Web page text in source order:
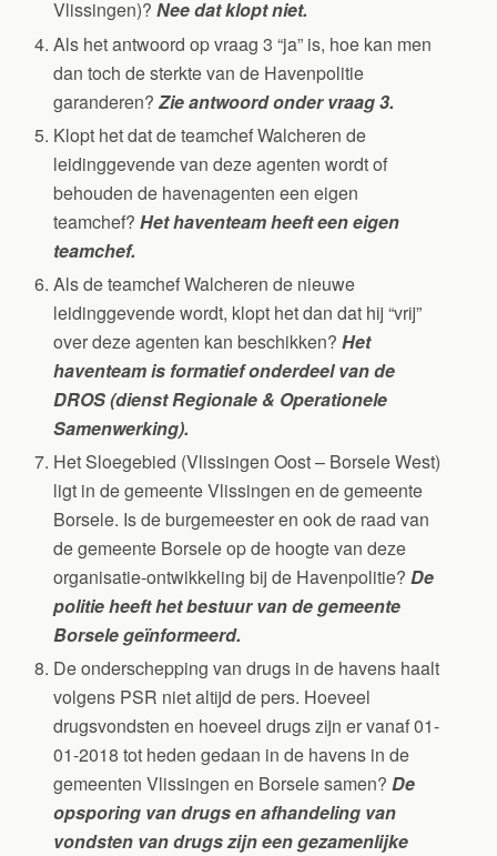
Vlissingen)?Nee dat klopt niet.
Als het antwoord op vraag 3 “ja” is, hoe kan men
dan toch de sterkte van de Havenpolitie
garanderen?Zie antwoord onder vraag 3.
Klopt het dat de teamchef Walcheren de
leidinggevende van deze agenten wordt of
behouden de havenagenten een eigen
teamchef?Het haventeam heeft een eigen
teamchef.
Als de teamchef Walcheren de nieuwe
leidinggevende wordt, klopt het dan dat hij “vrij”
over deze agenten kan beschikken?Het
haventeam is formatief onderdeel van de
DROS (dienst Regionale & Operationele
Samenwerking).
Het Sloegebied (Vlissingen Oost – Borsele West)
ligt in de gemeente Vlissingen en de gemeente
Borsele. Is de burgemeester en ook de raad van
de gemeente Borsele op de hoogte van deze
organisatie-ontwikkeling bij de Havenpolitie?De
politie heeft het bestuur van de gemeente
Borsele geïnformeerd.
De onderschepping van drugs in de havens haalt
volgens PSR niet altijd de pers. Hoeveel
drugsvondsten en hoeveel drugs zijn er vanaf 01-
01-2018 tot heden gedaan in de havens in de
gemeenten Vlissingen en Borsele samen?De
opsporing van drugs en afhandeling van
vondsten van drugs zijn een gezamenlijke